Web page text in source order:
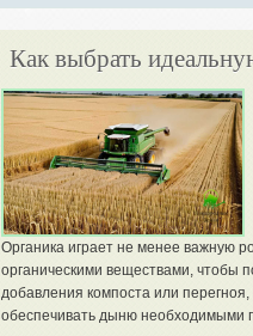
Как выбрать
Органика играет не менее важную
органическими веществами, чтобы
добавления компоста или
обеспечивать дыню необходимыми